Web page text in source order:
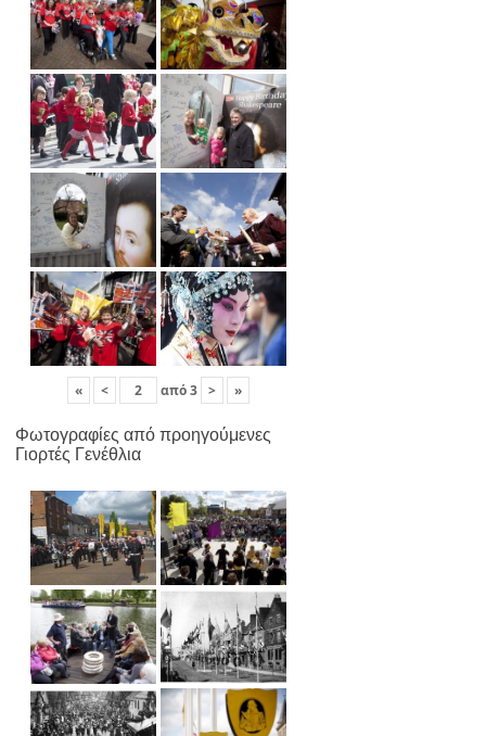
« < από3 > »
Φωτογραφίες από προηγούμενες
Γιορτές Γενέθλια